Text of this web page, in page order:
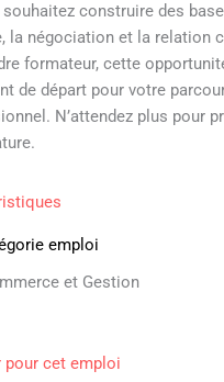
construire des
la négociation et la relation
formateur, cette
de départ pour votre
N’attendez plus pour
emploi
et Gestion
pour cet emploi